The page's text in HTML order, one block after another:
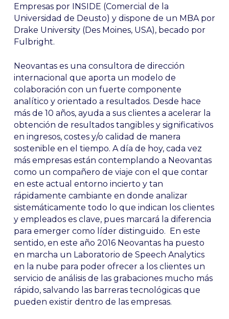
Empresas por INSIDE (Comercial de la
Universidad de Deusto) y dispone de un MBA por
Drake University (Des Moines, USA), becado por
Fulbright.
Neovantas es una consultora de dirección
internacional que aporta un modelo de
colaboración con un fuerte componente
analítico y orientado a resultados. Desde hace
más de 10 años, ayuda a sus clientes a acelerar la
obtención de resultados tangibles y significativos
en ingresos, costes y/o calidad de manera
sostenible en el tiempo. A día de hoy, cada vez
más empresas están contemplando a Neovantas
como un compañero de viaje con el que contar
en este actual entorno incierto y tan
rápidamente cambiante en donde analizar
sistemáticamente todo lo que indican los clientes
y empleados es clave, pues marcará la diferencia
para emerger como líder distinguido. En este
sentido, en este año 2016 Neovantas ha puesto
en marcha un Laboratorio de Speech Analytics
en la nube para poder ofrecer a los clientes un
servicio de análisis de las grabaciones mucho más
rápido, salvando las barreras tecnológicas que
pueden existir dentro de las empresas.